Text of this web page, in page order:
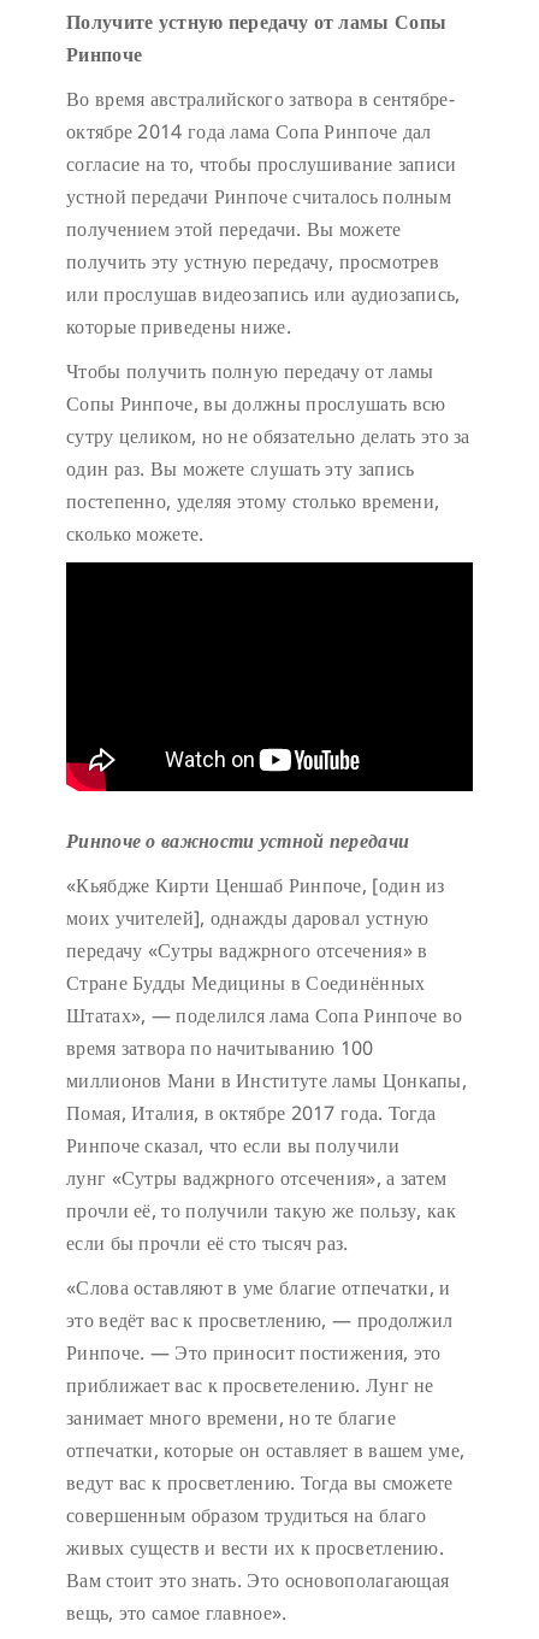
Получите устную передачу от ламы Сопы
Ринпоче
Во время австралийского затвора в сентябре-
октябре 2014 года лама Сопа Ринпоче дал
согласие на то, чтобы прослушивание записи
устной передачи Ринпоче считалось полным
получением этой передачи. Вы можете
получить эту устную передачу, просмотрев
или прослушав видеозапись или аудиозапись,
которые приведены ниже.
Чтобы получить полную передачу от ламы
Сопы Ринпоче, вы должны прослушать всю
сутру целиком, но не обязательно делать это за
один раз. Вы можете слушать эту запись
постепенно, уделяя этому столько времени,
сколько можете.
Ринпоче о важности устной передачи
«Кьябдже Кирти Ценшаб Ринпоче, [один из
моих учителей], однажды даровал устную
передачу «Сутры ваджрного отсечения» в
Стране Будды Медицины в Соединённых
Штатах», — поделился лама Сопа Ринпоче во
время затвора по начитыванию 100
миллионов Мани в Институте ламы Цонкапы,
Помая, Италия, в октябре 2017 года. Тогда
Ринпоче сказал, что если вы получили
лунг «Сутры ваджрного отсечения», а затем
прочли её, то получили такую же пользу, как
если бы прочли её сто тысяч раз.
«Слова оставляют в уме благие отпечатки, и
это ведёт вас к просветлению, — продолжил
Ринпоче. — Это приносит постижения, это
приближает вас к просветелению. Лунг не
занимает много времени, но те благие
отпечатки, которые он оставляет в вашем уме,
ведут вас к просветлению. Тогда вы сможете
совершенным образом трудиться на благо
живых существ и вести их к просветлению.
Вам стоит это знать. Это основополагающая
вещь, это самое главное».